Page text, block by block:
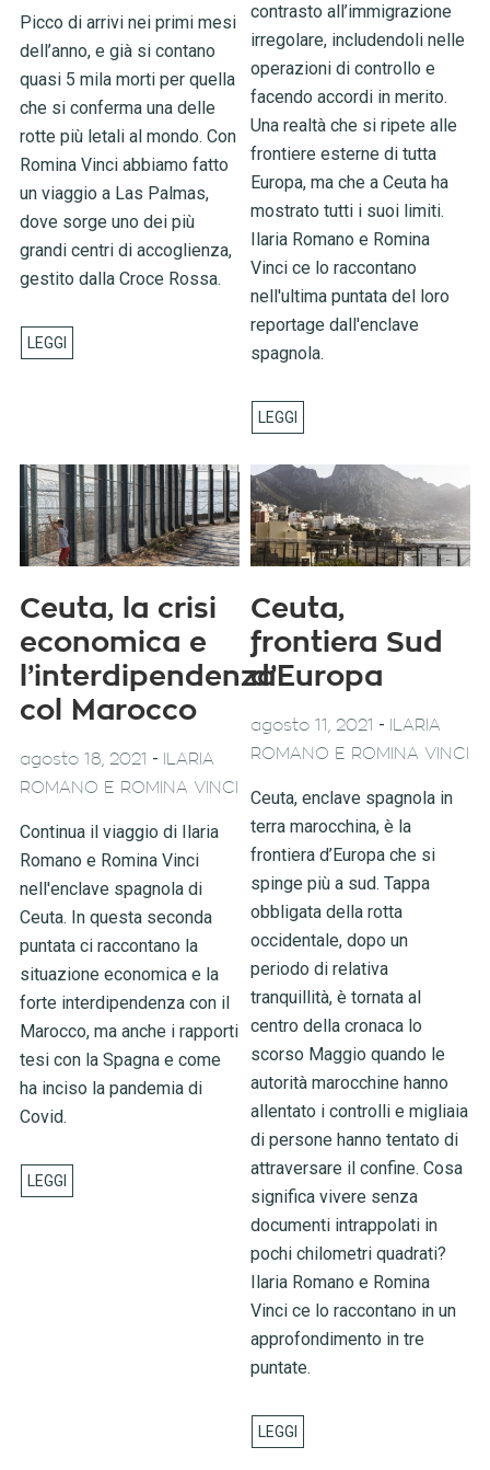
Picco di arrivi nei primi mesi
dell’anno, e già si contano
quasi 5 mila morti per quella
che si conferma una delle
rotte più letali al mondo. Con
Romina Vinci abbiamo fatto
un viaggio a Las Palmas,
dove sorge uno dei più
grandi centri di accoglienza,
gestito dalla Croce Rossa.
contrasto all’immigrazione
irregolare, includendoli nelle
operazioni di controllo e
facendo accordi in merito.
Una realtà che si ripete alle
frontiere esterne di tutta
Europa, ma che a Ceuta ha
mostrato tutti i suoi limiti.
Ilaria Romano e Romina
Vinci ce lo raccontano
nell'ultima puntata del loro
reportage dall'enclave
spagnola.
Ceuta, la crisi
economica e
l’interdipendenza
col Marocco
agosto 18, 2021 -
ILARIA
ROMANO E ROMINA VINCI
Continua il viaggio di Ilaria
Romano e Romina Vinci
nell'enclave spagnola di
Ceuta. In questa seconda
puntata ci raccontano la
situazione economica e la
forte interdipendenza con il
Marocco, ma anche i rapporti
tesi con la Spagna e come
ha inciso la pandemia di
Covid.
Ceuta,
frontiera Sud
d’Europa
agosto 11, 2021 -
ILARIA
ROMANO E ROMINA VINCI
Ceuta, enclave spagnola in
terra marocchina, è la
frontiera d’Europa che si
spinge più a sud. Tappa
obbligata della rotta
occidentale, dopo un
periodo di relativa
tranquillità, è tornata al
centro della cronaca lo
scorso Maggio quando le
autorità marocchine hanno
allentato i controlli e migliaia
di persone hanno tentato di
attraversare il confine. Cosa
significa vivere senza
documenti intrappolati in
pochi chilometri quadrati?
Ilaria Romano e Romina
Vinci ce lo raccontano in un
approfondimento in tre
puntate.